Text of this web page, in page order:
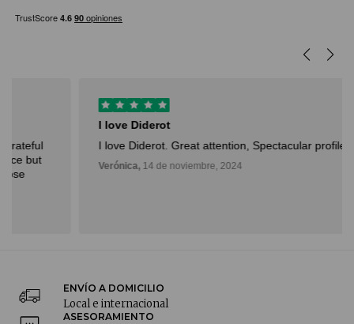
I love Diderot
I love Diderot. Great attention, Spectacular profile of artist.
Verónica, 14 de noviembre, 2024
ENVÍO A DOMICILIO
Local e internacional
ASESORAMIENTO